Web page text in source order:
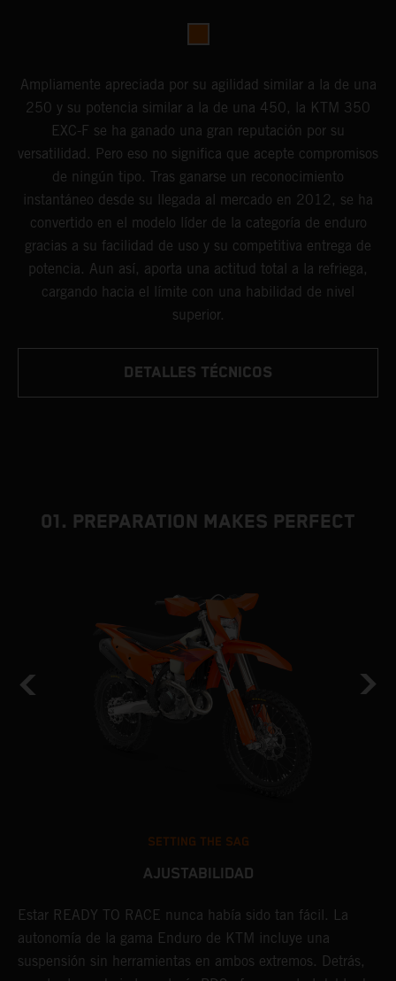
Ampliamente apreciada por su agilidad similar a la de una
250 y su potencia similar a la de una 450, la KTM 350
EXC-F se ha ganado una gran reputación por su
versatilidad. Pero eso no significa que acepte compromisos
de ningún tipo. Tras ganarse un reconocimiento
instantáneo desde su llegada al mercado en 2012, se ha
convertido en el modelo líder de la categoría de enduro
gracias a su facilidad de uso y su competitiva entrega de
potencia. Aun así, aporta una actitud total a la refriega,
cargando hacia el límite con una habilidad de nivel
superior.
DETALLES TÉCNICOS
01. PREPARATION MAKES PERFECT
SETTING THE SAG
AJUSTABILIDAD
Estar READY TO RACE nunca había sido tan fácil. La
autonomía de la gama Enduro de KTM incluye una
suspensión sin herramientas en ambos extremos. Detrás,